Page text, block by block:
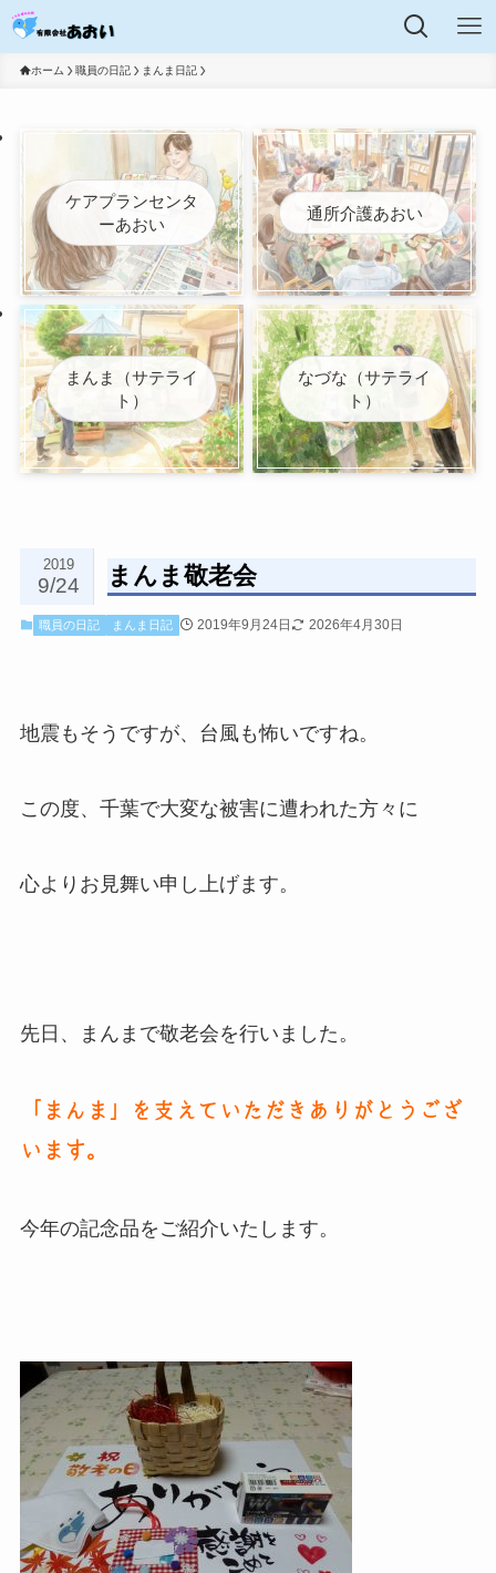
ホーム 職員の日記 まんま日記
ケアプランセンタ
ーあおい
通所介護あおい
まんま（サテライ
ト）
なづな（サテライ
ト）
まんま敬老会
2019
9/24
職員の日記 まんま日記 2019年9月24日 2026年4月30日
地震もそうですが、台風も怖いですね。
この度、千葉で大変な被害に遭われた方々に
心よりお見舞い申し上げます。
先日、まんまで敬老会を行いました。
「まんま」を支えていただきありがとうござ
います。
今年の記念品をご紹介いたします。